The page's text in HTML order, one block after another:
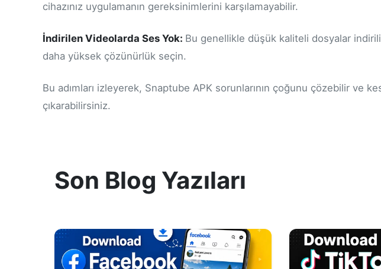
cihazınız uygulamanın gereksinimlerini karşılamayabilir.
İndirilen Videolarda Ses Yok: Bu genellikle düşük kaliteli dosyalar
daha yüksek çözünürlük seçin.
Bu adımları izleyerek, Snaptube APK sorunlarının çoğunu çözebilir ve
çıkarabilirsiniz.
Son Blog Yazıları